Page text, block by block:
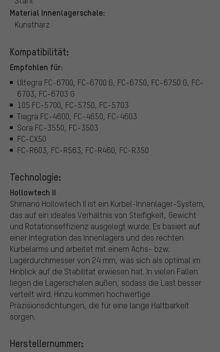
Material Innenlagerschale:
Kunstharz
Kompatibilität:
Empfohlen für:
Ultegra FC-6700, FC-6700 G, FC-6750, FC-6750 G, FC-
6703, FC-6703 G
105 FC-5700, FC-5750, FC-5703
Tiagra FC-4600, FC-4650, FC-4603
Sora FC-3550, FC-3503
FC-CX50
FC-R603, FC-R563, FC-R460, FC-R350
Technologie:
Hollowtech II
Shimano Hollowtech II ist ein Kurbel-Innenlager-System,
das auf ein ideales Verhältnis von Steifigkeit, Gewicht
und Rotationseffizienz ausgelegt wurde. Es basiert auf
einer Integration des Innenlagers und des rechten
Kurbelarms und arbeitet mit einem Achs- bzw.
Lagerdurchmesser von 24 mm, was sich als optimal im
Hinblick auf die Stabilität erwiesen hat. In vielen Fällen
liegen die Lagerschalen außen, sodass die Last besser
verteilt wird. Hinzu kommen hochwertige
Präzisionsdichtungen, die für eine lange Haltbarkeit
sorgen.
Herstellernummer: